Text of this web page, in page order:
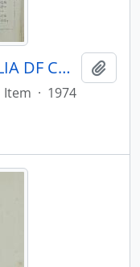
BOLETIM DO CIMI - BRASÍLIA DF CONSELHO INDIGENISTA MISSIONÁRIO - 1974 - Nº10
Item · 1974